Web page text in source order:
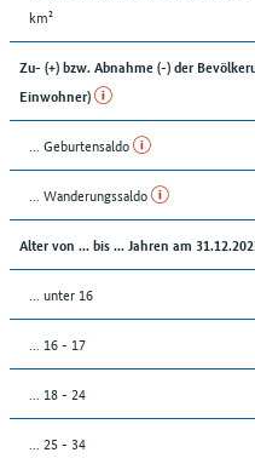
km²
Zu- (+) bzw. Abnahme (-) der
Einwohner)
... Geburtensaldo
... Wanderungssaldo
Alter von ... bis ... Jahren am
... unter 16
... 16 - 17
... 18 - 24
... 25 - 34